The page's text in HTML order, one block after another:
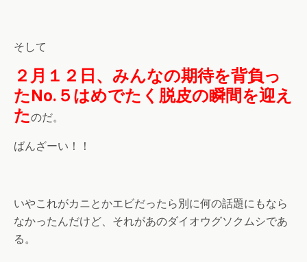
そして
２月１２日、みんなの期待を背負っ
たNo.５はめでたく脱皮の瞬間を迎え
たのだ。
ばんざーい！！
いやこれがカニとかエビだったら別に何の話題にもなら
なかったんだけど、それがあのダイオウグソクムシであ
る。